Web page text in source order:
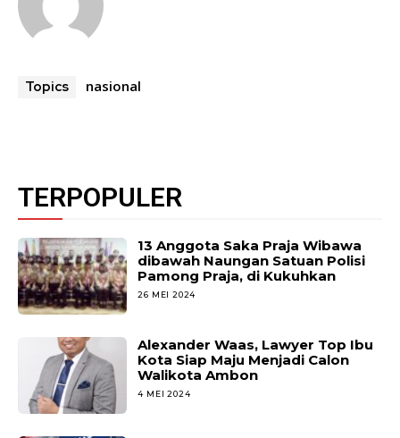
Topics nasional
TERPOPULER
13 Anggota Saka Praja Wibawa
dibawah Naungan Satuan Polisi
Pamong Praja, di Kukuhkan
26 MEI 2024
Alexander Waas, Lawyer Top Ibu
Kota Siap Maju Menjadi Calon
Walikota Ambon
4 MEI 2024